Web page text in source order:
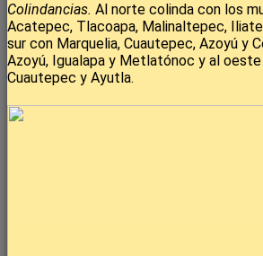
Colindancias. Al norte colinda con los
Acatepec, Tlacoapa, Malinaltepec,
sur con Marquelia, Cuautepec, Azoyú y
Azoyú, Igualapa y Metlatónoc y al
Cuautepec y Ayutla.